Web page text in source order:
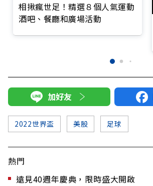
相揪瘋世足！精選８個人氣運動
酒吧、餐廳和廣場活動
加好友
2022世界盃 美股 足球
熱門
遠見40週年慶典，限時盛大開啟